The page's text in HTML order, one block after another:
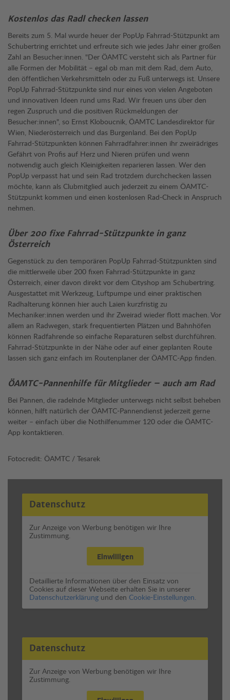
Kostenlos das Radl checken lassen
Bereits zum 5. Mal wurde heuer der PopUp Fahrrad-Stützpunkt am
Schubertring errichtet und erfreute sich wie jedes Jahr einer großen
Zahl an Besucher:innen. "Der ÖAMTC versteht sich als Partner für
alle Formen der Mobilität – egal ob man mit dem Rad, dem Auto,
den öffentlichen Verkehrsmitteln oder zu Fuß unterwegs ist. Unsere
PopUp Fahrrad-Stützpunkte sind nur eines von vielen Angeboten
und innovativen Ideen rund ums Rad. Wir freuen uns über den
regen Zuspruch und die positiven Rückmeldungen der
Besucher:innen", so Ernst Kloboucnik, ÖAMTC Landesdirektor für
Wien, Niederösterreich und das Burgenland. Bei den PopUp
Fahrrad-Stützpunkten können Fahrradfahrer:innen ihr zweirädriges
Gefährt von Profis auf Herz und Nieren prüfen und wenn
notwendig auch gleich Kleinigkeiten reparieren lassen. Wer den
PopUp verpasst hat und sein Rad trotzdem durchchecken lassen
möchte, kann als Clubmitglied auch jederzeit zu einem ÖAMTC-
Stützpunkt kommen und einen kostenlosen Rad-Check in Anspruch
nehmen.
Über 200 fixe Fahrrad-Stützpunkte in ganz
Österreich
Gegenstück zu den temporären PopUp Fahrrad-Stützpunkten sind
die mittlerweile über 200 fixen Fahrrad-Stützpunkte in ganz
Österreich, einer davon direkt vor dem Cityshop am Schubertring.
Ausgestattet mit Werkzeug, Luftpumpe und einer praktischen
Radhalterung können hier auch Laien kurzfristig zu
Mechaniker:innen werden und ihr Zweirad wieder flott machen. Vor
allem an Radwegen, stark frequentierten Plätzen und Bahnhöfen
können Radfahrende so einfache Reparaturen selbst durchführen.
Fahrrad-Stützpunkte in der Nähe oder auf einer geplanten Route
lassen sich ganz einfach im Routenplaner der ÖAMTC-App finden.
ÖAMTC-Pannenhilfe für Mitglieder – auch am Rad
Bei Pannen, die radelnde Mitglieder unterwegs nicht selbst beheben
können, hilft natürlich der ÖAMTC-Pannendienst jederzeit gerne
weiter – einfach über die Nothilfenummer 120 oder die ÖAMTC-
App kontaktieren.
Fotocredit: ÖAMTC / Tesarek
Datenschutz
Zur Anzeige von Werbung benötigen wir Ihre
Zustimmung.
Einwilligen
Detaillierte Informationen über den Einsatz von
Cookies auf dieser Webseite erhalten Sie in unserer
Datenschutzerklärung und den Cookie-Einstellungen.
Datenschutz
Zur Anzeige von Werbung benötigen wir Ihre
Zustimmung.